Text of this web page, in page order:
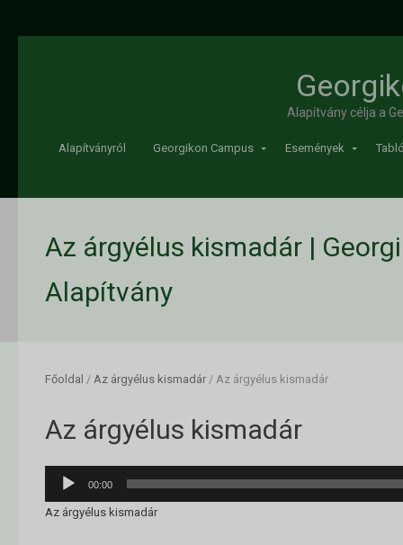
Alapítvány célja a
Alapítványról Georgikon Campus Események
Az árgyélus kismadár |
Alapítvány
Főoldal / Az árgyélus kismadár / Az árgyélus kismadár
Az árgyélus kismadár
Audió
00:00
Az árgyélus kismadár